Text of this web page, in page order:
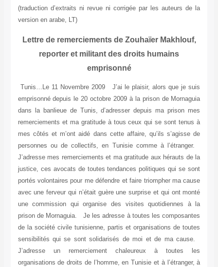
(traduction d’extraits ni revue ni corrigée par les auteurs de la
version en arabe, LT)
Lettre de remerciements de Zouhaïer Makhlouf,
reporter et militant des droits humains
emprisonné
Tunis…Le 11 Novembre 2009 J’ai le plaisir, alors que je suis
emprisonné depuis le 20 octobre 2009 à la prison de Mornaguia
dans la banlieue de Tunis, d’adresser depuis ma prison mes
remerciements et ma gratitude à tous ceux qui se sont tenus à
mes côtés et m’ont aidé dans cette affaire, qu’ils s’agisse de
personnes ou de collectifs, en Tunisie comme à l’étranger.
J’adresse mes remerciements et ma gratitude aux hérauts de la
justice, ces avocats de toutes tendances politiques qui se sont
portés volontaires pour me défendre et faire triompher ma cause
avec une ferveur qui n’était guère une surprise et qui ont monté
une commission qui organise des visites quotidiennes à la
prison de Mornaguia. Je les adresse à toutes les composantes
de la société civile tunisienne, partis et organisations de toutes
sensibilités qui se sont solidarisés de moi et de ma cause.
J’adresse un remerciement chaleureux à toutes les
organisations de droits de l’homme, en Tunisie et à l’étranger, à